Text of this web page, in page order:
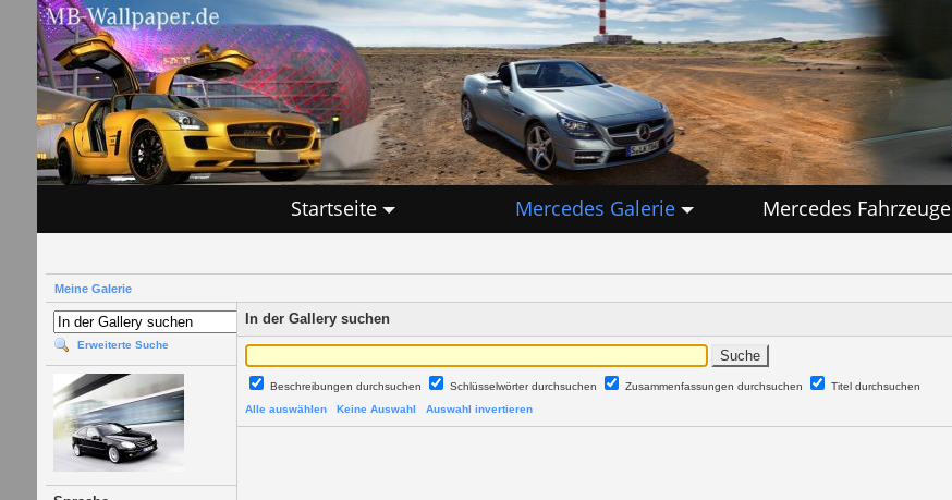
Startseite Mercedes Galerie Mercedes Fahrzeuge
Meine Galerie
Erweiterte Suche
In der Gallery suchen
Beschreibungen durchsuchen Schlüsselwörter durchsuchen Zusammenfassungen durchsuchen
Titel durchsuchen
Alle auswählen
Keine Auswahl Auswahl invertieren